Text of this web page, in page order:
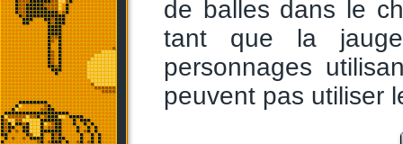
de balles dans le
tant que la
personnages
peuvent pas utiliser